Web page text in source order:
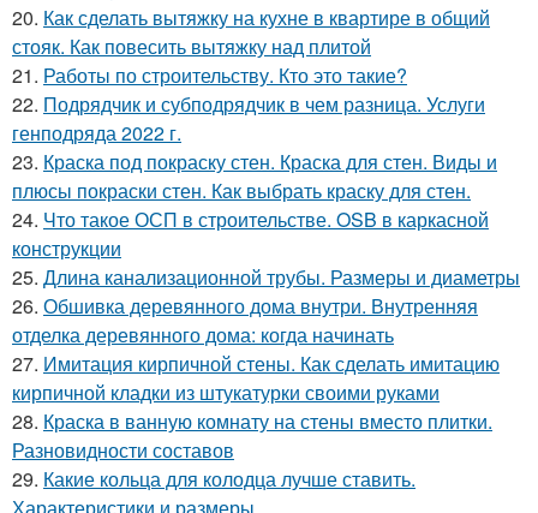
20. Как сделать вытяжку на кухне в квартире в общий
стояк. Как повесить вытяжку над плитой
21. Работы по строительству. Кто это такие?
22. Подрядчик и субподрядчик в чем разница. Услуги
генподряда 2022 г.
23. Краска под покраску стен. Краска для стен. Виды и
плюсы покраски стен. Как выбрать краску для стен.
24. Что такое ОСП в строительстве. OSB в каркасной
конструкции
25. Длина канализационной трубы. Размеры и диаметры
26. Обшивка деревянного дома внутри. Внутренняя
отделка деревянного дома: когда начинать
27. Имитация кирпичной стены. Как сделать имитацию
кирпичной кладки из штукатурки своими руками
28. Краска в ванную комнату на стены вместо плитки.
Разновидности составов
29. Какие кольца для колодца лучше ставить.
Характеристики и размеры